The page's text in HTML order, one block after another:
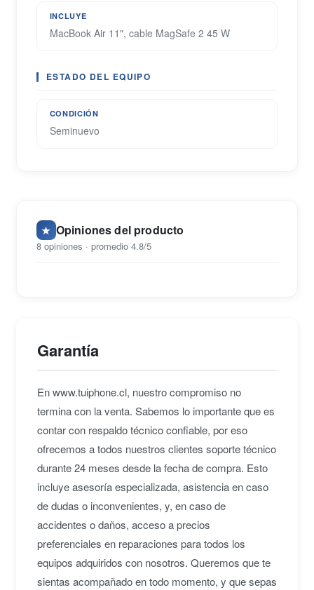
INCLUYE
MacBook Air 11", cable MagSafe 2 45 W
ESTADO DEL EQUIPO
CONDICIÓN
Seminuevo
★ Opiniones del producto
8 opiniones · promedio 4.8/5
Garantía
En www.tuiphone.cl, nuestro compromiso no
termina con la venta. Sabemos lo importante que es
contar con respaldo técnico confiable, por eso
ofrecemos a todos nuestros clientes soporte técnico
durante 24 meses desde la fecha de compra. Esto
incluye asesoría especializada, asistencia en caso
de dudas o inconvenientes, y, en caso de
accidentes o daños, acceso a precios
preferenciales en reparaciones para todos los
equipos adquiridos con nosotros. Queremos que te
sientas acompañado en todo momento, y que sepas